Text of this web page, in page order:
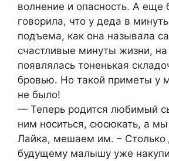
волнение и опасность. А еще
говорила, что у деда в
подъема, как она называла
счастливые минуты жизни, на
появлялась тоненькая
бровью. Но такой приметы у
не было!
— Теперь родится любимый
ним носиться, сюсюкать, а мы
Лайка, мешаем им. – Столько
будущему малышу уже